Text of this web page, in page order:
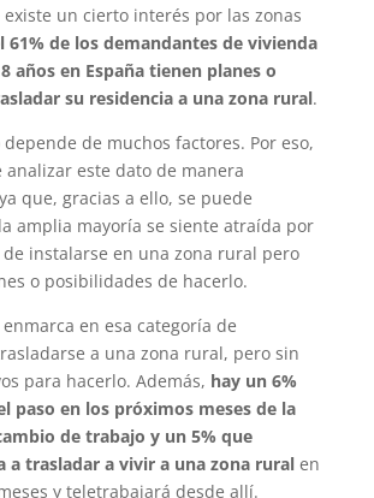
existe un cierto interés por las zonas
61% de los demandantes de vivienda
años en España tienen planes o
su residencia a una zona rural.
depende de muchos factores. Por eso,
este dato de manera
que, gracias a ello, se puede
amplia mayoría se siente atraída por
instalarse en una zona rural pero
o posibilidades de hacerlo.
enmarca en esa categoría de
a una zona rural, pero sin
para hacerlo. Además, hay un 6%
paso en los próximos meses de la
de trabajo y un 5% que
a trasladar a vivir a una zona ruralen
y teletrabajará desde allí.